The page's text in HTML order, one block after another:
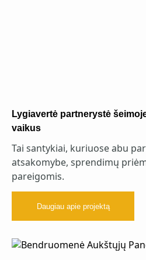
Lygiavertė partnerystė
vaikus
Tai santykiai, kuriuose abu
atsakomybe, sprendimų
pareigomis.
Daugiau apie projektą